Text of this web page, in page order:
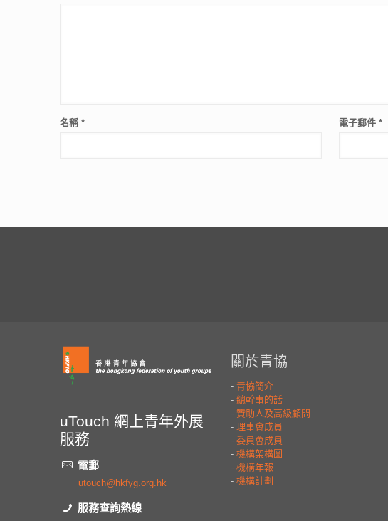
名稱 * 電子郵件 *
uTouch 網上青年外展
服務
電郵
utouch@hkfyg.org.hk
服務查詢熱線